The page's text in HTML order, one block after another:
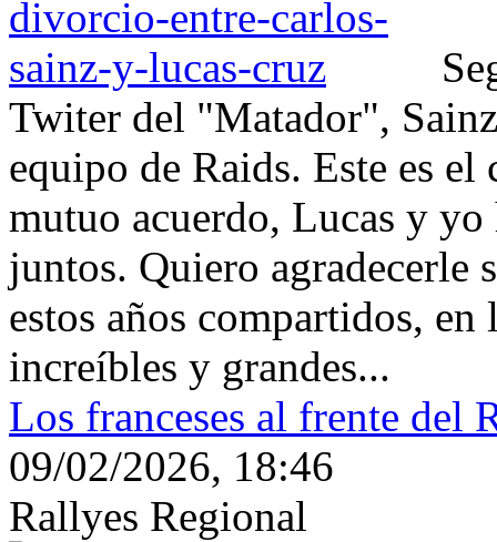
Twiter del "Matador",
equipo de Raids. Este es
mutuo acuerdo, Lucas y
juntos. Quiero agradecerle
estos años compartidos,
increíbles y grandes...
Los franceses al frente del
09/02/2026, 18:46
Rallyes Regional